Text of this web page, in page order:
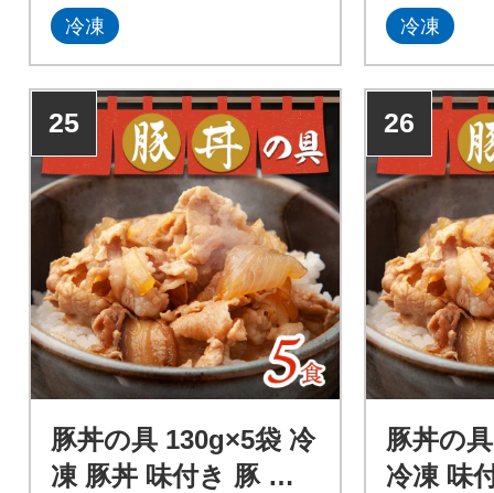
卓の定番おかずメニューとし
で1kgをお届けします! ■十勝
名物 豚丼の具 130g×5袋セッ
ト スライスした豚バラ肉を、
調味ダレに漬け込みました。
濃いめの味付けがやみつきに
なる、ご飯が進む一品です。
冷凍
卓の定番お
味で1kgを
勝名物 豚
ット スラ
を、調味
た。濃いめ
きになる
す。
冷凍
25
豚丼の具 130g×5袋 冷
凍 豚丼 味付き 豚 バ
26
豚丼の
冷凍 味